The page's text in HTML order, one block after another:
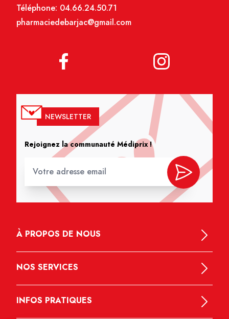
Téléphone: 04.66.24.50.71
pharmaciedebarjac@gmail.com
NEWSLETTER
Rejoignez la communauté Médiprix !
À PROPOS DE NOUS
NOS SERVICES
INFOS PRATIQUES